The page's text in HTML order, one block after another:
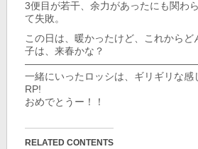
3便目が若干、余力があったにも関わ
て失敗。
この日は、暖かったけど、これから
子は、来春かな？
一緒にいったロッシは、ギリギリな感
RP!
おめでとうー！！
RELATED CONTENTS